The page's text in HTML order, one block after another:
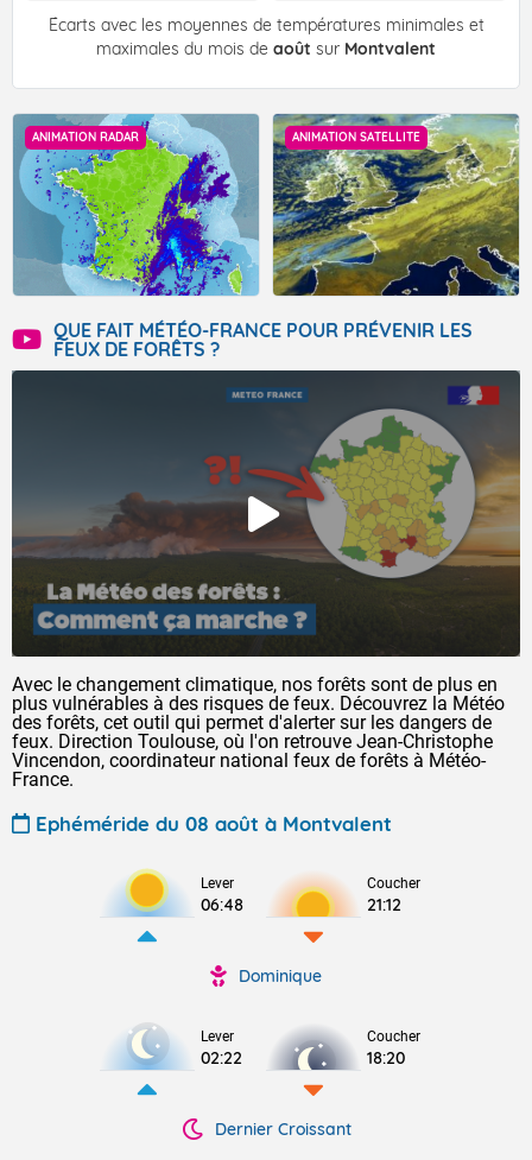
Écarts avec les moyennes de températures minimales et
maximales du mois de août sur Montvalent
ANIMATION RADAR ANIMATION SATELLITE
QUE FAIT MÉTÉO-FRANCE POUR PRÉVENIR LES
FEUX DE FORÊTS ?
Avec le changement climatique, nos forêts sont de plus en
plus vulnérables à des risques de feux. Découvrez la Météo
des forêts, cet outil qui permet d'alerter sur les dangers de
feux. Direction Toulouse, où l'on retrouve Jean-Christophe
Vincendon, coordinateur national feux de forêts à Météo-
France.
Ephéméride du 08 août à Montvalent
Lever
06:48
Coucher
21:12
Dominique
Lever
02:22
Coucher
18:20
Dernier Croissant